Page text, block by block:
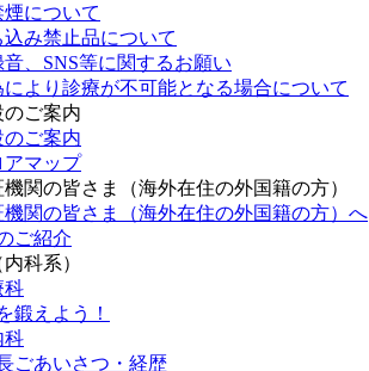
について
込み禁止品について
、SNS等に関するお願い
より診療が不可能となる場合について
のご案内
のご案内
アマップ
関の皆さま（海外在住の外国籍の方）
機関の皆さま（海外在住の外国籍の方）へ
ご紹介
科系）
科
鍛えよう！
科
ごあいさつ・経歴